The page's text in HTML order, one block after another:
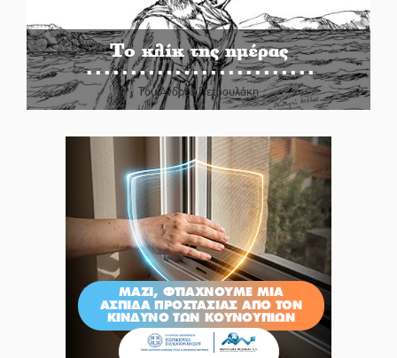
Το κλίκ της ημέρας
Του Ανδρέα Πετρουλάκη